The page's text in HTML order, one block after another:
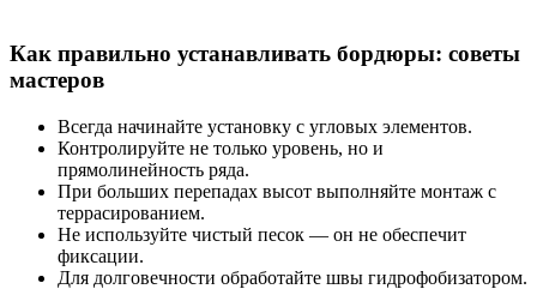
Как правильно устанавливать бордюры: советы
мастеров
Всегда начинайте установку с угловых элементов.
Контролируйте не только уровень, но и
прямолинейность ряда.
При больших перепадах высот выполняйте монтаж с
террасированием.
Не используйте чистый песок — он не обеспечит
фиксации.
Для долговечности обработайте швы гидрофобизатором.